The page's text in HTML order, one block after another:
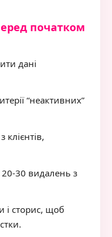
початком
дані
“неактивних”
клієнтів,
20-30 видалень з
і сторис, щоб